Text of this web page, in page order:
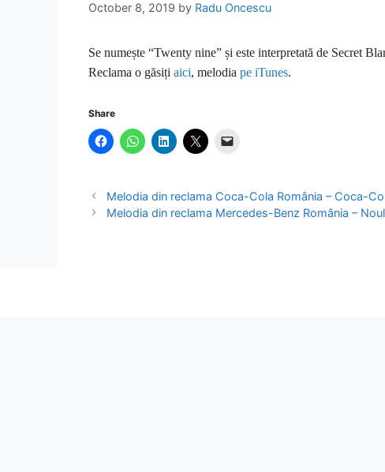
October 8, 2019 by Radu Oncescu
Se numește “Twenty nine” și este interpretată de Secret
Reclama o găsiți aici, melodia pe iTunes.
Share
Melodia din reclama Coca-Cola România – Coca-
Melodia din reclama Mercedes-Benz România –